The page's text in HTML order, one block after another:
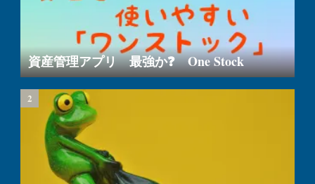
資産管理アプリ 最強か❓ One Stock